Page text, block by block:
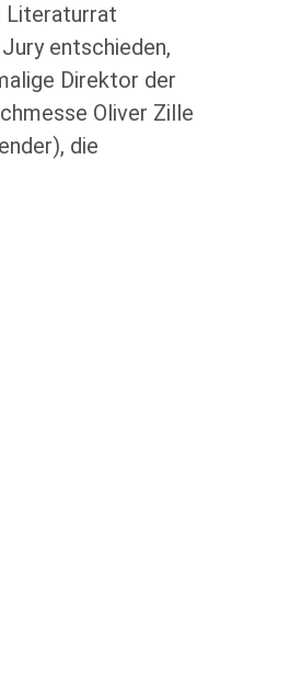
Literaturrat
entschieden,
Direktor der
Oliver Zille
die